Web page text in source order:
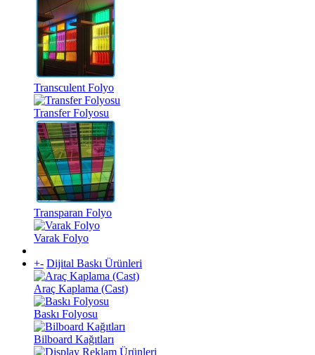
Transculent Folyo
Transfer Folyosu
Transparan Folyo
Varak Folyo
+- Dijital Baskı Ürünleri
Araç Kaplama (Cast)
Baskı Folyosu
Bilboard Kağıtları